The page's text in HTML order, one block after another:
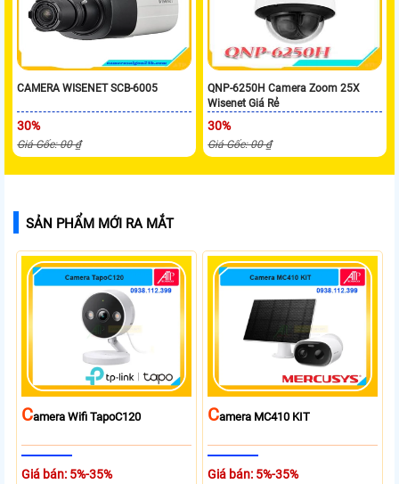
CAMERA WISENET SCB-6005
30%
Giá Gốc: 00 ₫
QNP-6250H Camera Zoom 25X
Wisenet Giá Rẻ
30%
Giá Gốc: 00 ₫
SẢN PHẨM MỚI RA MẮT
CAmera Wifi TapoC120
Giá bán: 5%-35%
CAmera MC410 KIT
Giá bán: 5%-35%